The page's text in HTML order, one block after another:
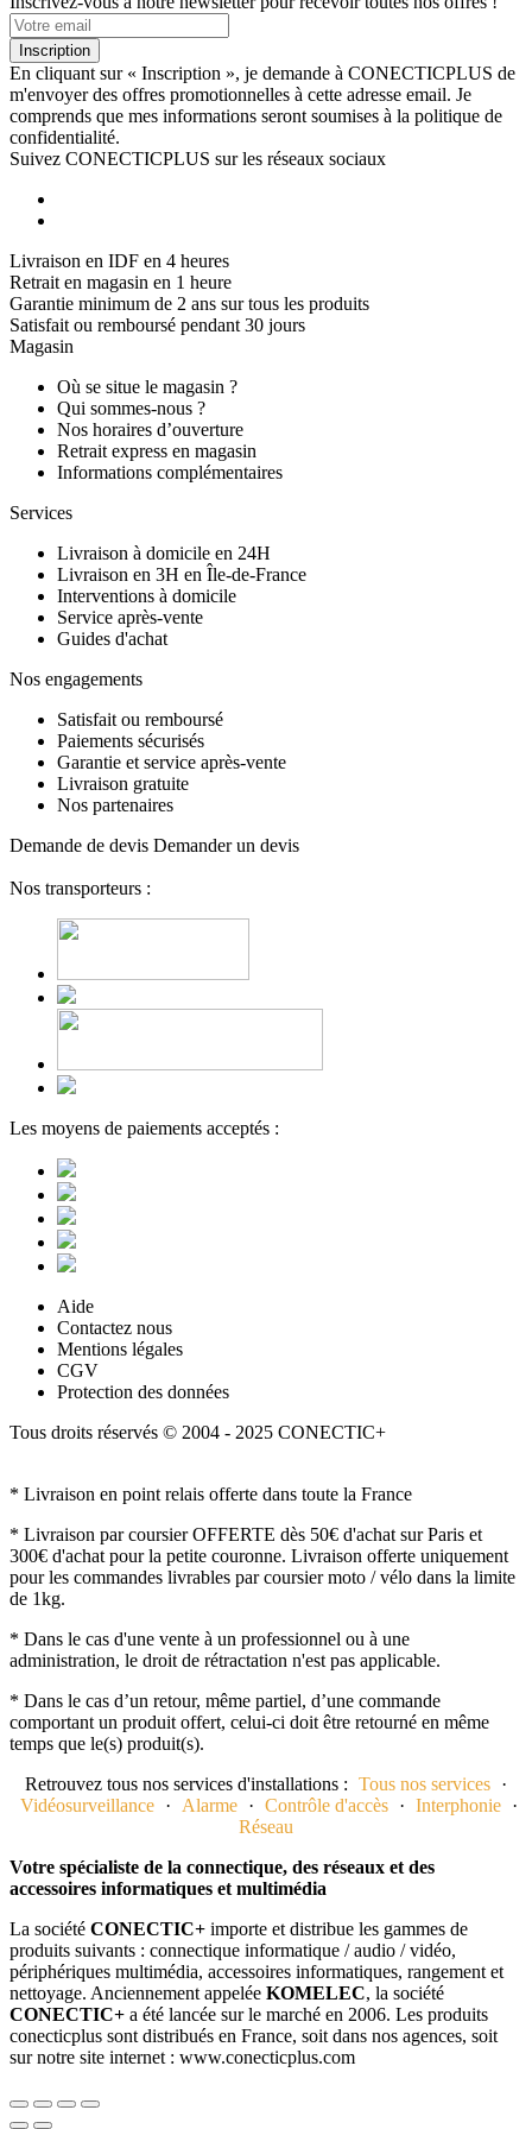
Inscription
En cliquant sur « Inscription », je demande à CONECTICPLUS de
m'envoyer des offres promotionnelles à cette adresse email. Je
comprends que mes informations seront soumises à la politique de
confidentialité.
Suivez CONECTICPLUS sur les réseaux sociaux
Livraison en IDF en 4 heures
Retrait en magasin en 1 heure
Garantie minimum de 2 ans sur tous les produits
Satisfait ou remboursé pendant 30 jours
Magasin
Où se situe le magasin ?
Qui sommes-nous ?
Nos horaires d’ouverture
Retrait express en magasin
Informations complémentaires
Services
Livraison à domicile en 24H
Livraison en 3H en Île-de-France
Interventions à domicile
Service après-vente
Guides d'achat
Nos engagements
Satisfait ou remboursé
Paiements sécurisés
Garantie et service après-vente
Livraison gratuite
Nos partenaires
Demande de devis Demander un devis
Nos transporteurs :
Les moyens de paiements acceptés :
Aide
Contactez nous
Mentions légales
CGV
Protection des données
Tous droits réservés © 2004 - 2025 CONECTIC+
* Livraison en point relais offerte dans toute la France
* Livraison par coursier OFFERTE dès 50€ d'achat sur Paris et
300€ d'achat pour la petite couronne. Livraison offerte uniquement
pour les commandes livrables par coursier moto / vélo dans la limite
de 1kg.
* Dans le cas d'une vente à un professionnel ou à une
administration, le droit de rétractation n'est pas applicable.
* Dans le cas d’un retour, même partiel, d’une commande
comportant un produit offert, celui-ci doit être retourné en même
temps que le(s) produit(s).
Retrouvez tous nos services d'installations : Tous nos services ·
Vidéosurveillance · Alarme · Contrôle d'accès · Interphonie ·
Réseau
Votre spécialiste de la connectique, des réseaux et des
accessoires informatiques et multimédia
La société CONECTIC+ importe et distribue les gammes de
produits suivants : connectique informatique / audio / vidéo,
périphériques multimédia, accessoires informatiques, rangement et
nettoyage. Anciennement appelée KOMELEC, la société
CONECTIC+ a été lancée sur le marché en 2006. Les produits
conecticplus sont distribués en France, soit dans nos agences, soit
sur notre site internet : www.conecticplus.com